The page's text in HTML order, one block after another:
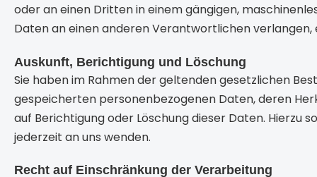
oder an einen Dritten in einem gängigen,
Daten an einen anderen Verantwortlichen
Auskunft, Berichtigung und Löschung
Sie haben im Rahmen der geltenden gesetzlichen
gespeicherten personenbezogenen Daten, deren
auf Berichtigung oder Löschung dieser Daten. Hierzu
jederzeit an uns wenden.
Recht auf Einschränkung der Verarbeitung